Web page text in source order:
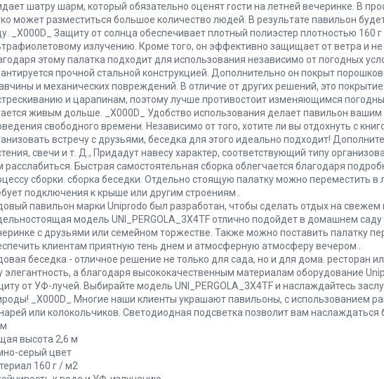
шатру шарм, который обязательно оценят гости на летней вечеринке. В
может разместиться большое количество людей. В результате павильон
_X000D_ Защиту от солнца обеспечивает плотный полиэстер плотностью 160
излучению. Кроме того, он эффективно защищает от ветра и не
этому палатка подходит для использования независимо от погодных
прочной стальной конструкцией. Дополнительно он покрыт
и механических повреждений. В отличие от других решений, это
и царапинам, поэтому лучше противостоит изменяющимся
живым дольше. _X000D_ Удобство использования делает павильон
свободного времени. Независимо от того, хотите ли вы отдохнуть с
встречу с друзьями, беседка для этого идеально подходит!
свечи и т. Д., Придадут навесу характер, соответствующий типу
расслабиться. Быстрая самостоятельная сборка облегчается благодаря
сборки. сборка беседки. Отдельно стоящую палатку можно переместить в
подключения к крыше или другим строениям .
павильон марки Uniprodo был разработан, чтобы сделать отдых на свежем
модель UNI_PERGOLA_3X4TF отлично подойдет в домашнем
с друзьями или семейном торжестве. Также можно поставить палатку
клиентам приятную тень днем ​​и атмосферную атмосферу вечером .
беседка - отличное решение не только для сада, но и для дома. ресторан
элегантность, а благодаря высококачественным материалам оборудование
от УФ-лучей. Выбирайте модель UNI_PERGOLA_3X4TF и наслаждайтесь
_X000D_ Многие наши клиенты украшают павильоны, с использованием
или колокольчиков. Светодиодная подсветка позволит вам
высота 2,6 м
серый цвет
160 г / м2